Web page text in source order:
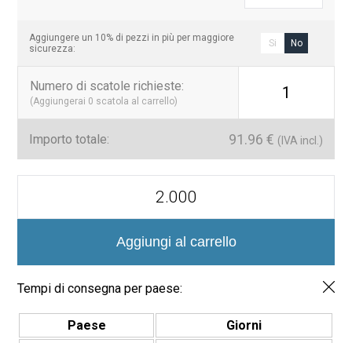
Aggiungere un 10% di pezzi in più per maggiore
sicurezza:
Si No
Numero di scatole richieste:
(Aggiungerai 0 scatola al carrello) 1
Importo totale: 91.96 € (IVA incl.)
de
efecto
Aggiungi al carrello
Tempi di consegna per paese:
Paese
Giorni